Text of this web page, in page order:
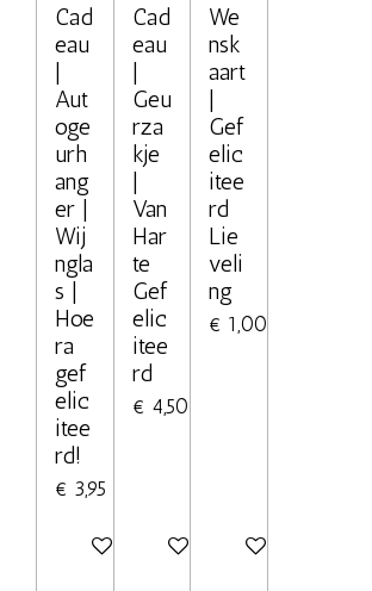
Cad
eau
|
Aut
oge
urh
ang
er |
Wij
ngla
s |
Hoe
ra
gef
elic
itee
rd!
€ 3,95
Bekijk details
Cad
eau
|
Geu
rza
kje
|
Van
Har
te
Gef
elic
itee
rd
€ 4,50
Bekijk details
We
nsk
aart
|
Gef
elic
itee
rd
Lie
veli
ng
€ 1,00
Bekijk details